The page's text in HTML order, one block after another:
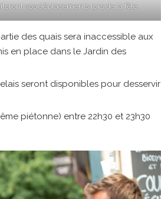
vos déplacements lors de la fête.
des quais sera inaccessible aux
en place dans le Jardin des
seront disponibles pour desservir
piétonne) entre 22h30 et 23h30